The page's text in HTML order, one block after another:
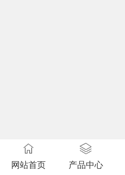
网站首页 产品中心